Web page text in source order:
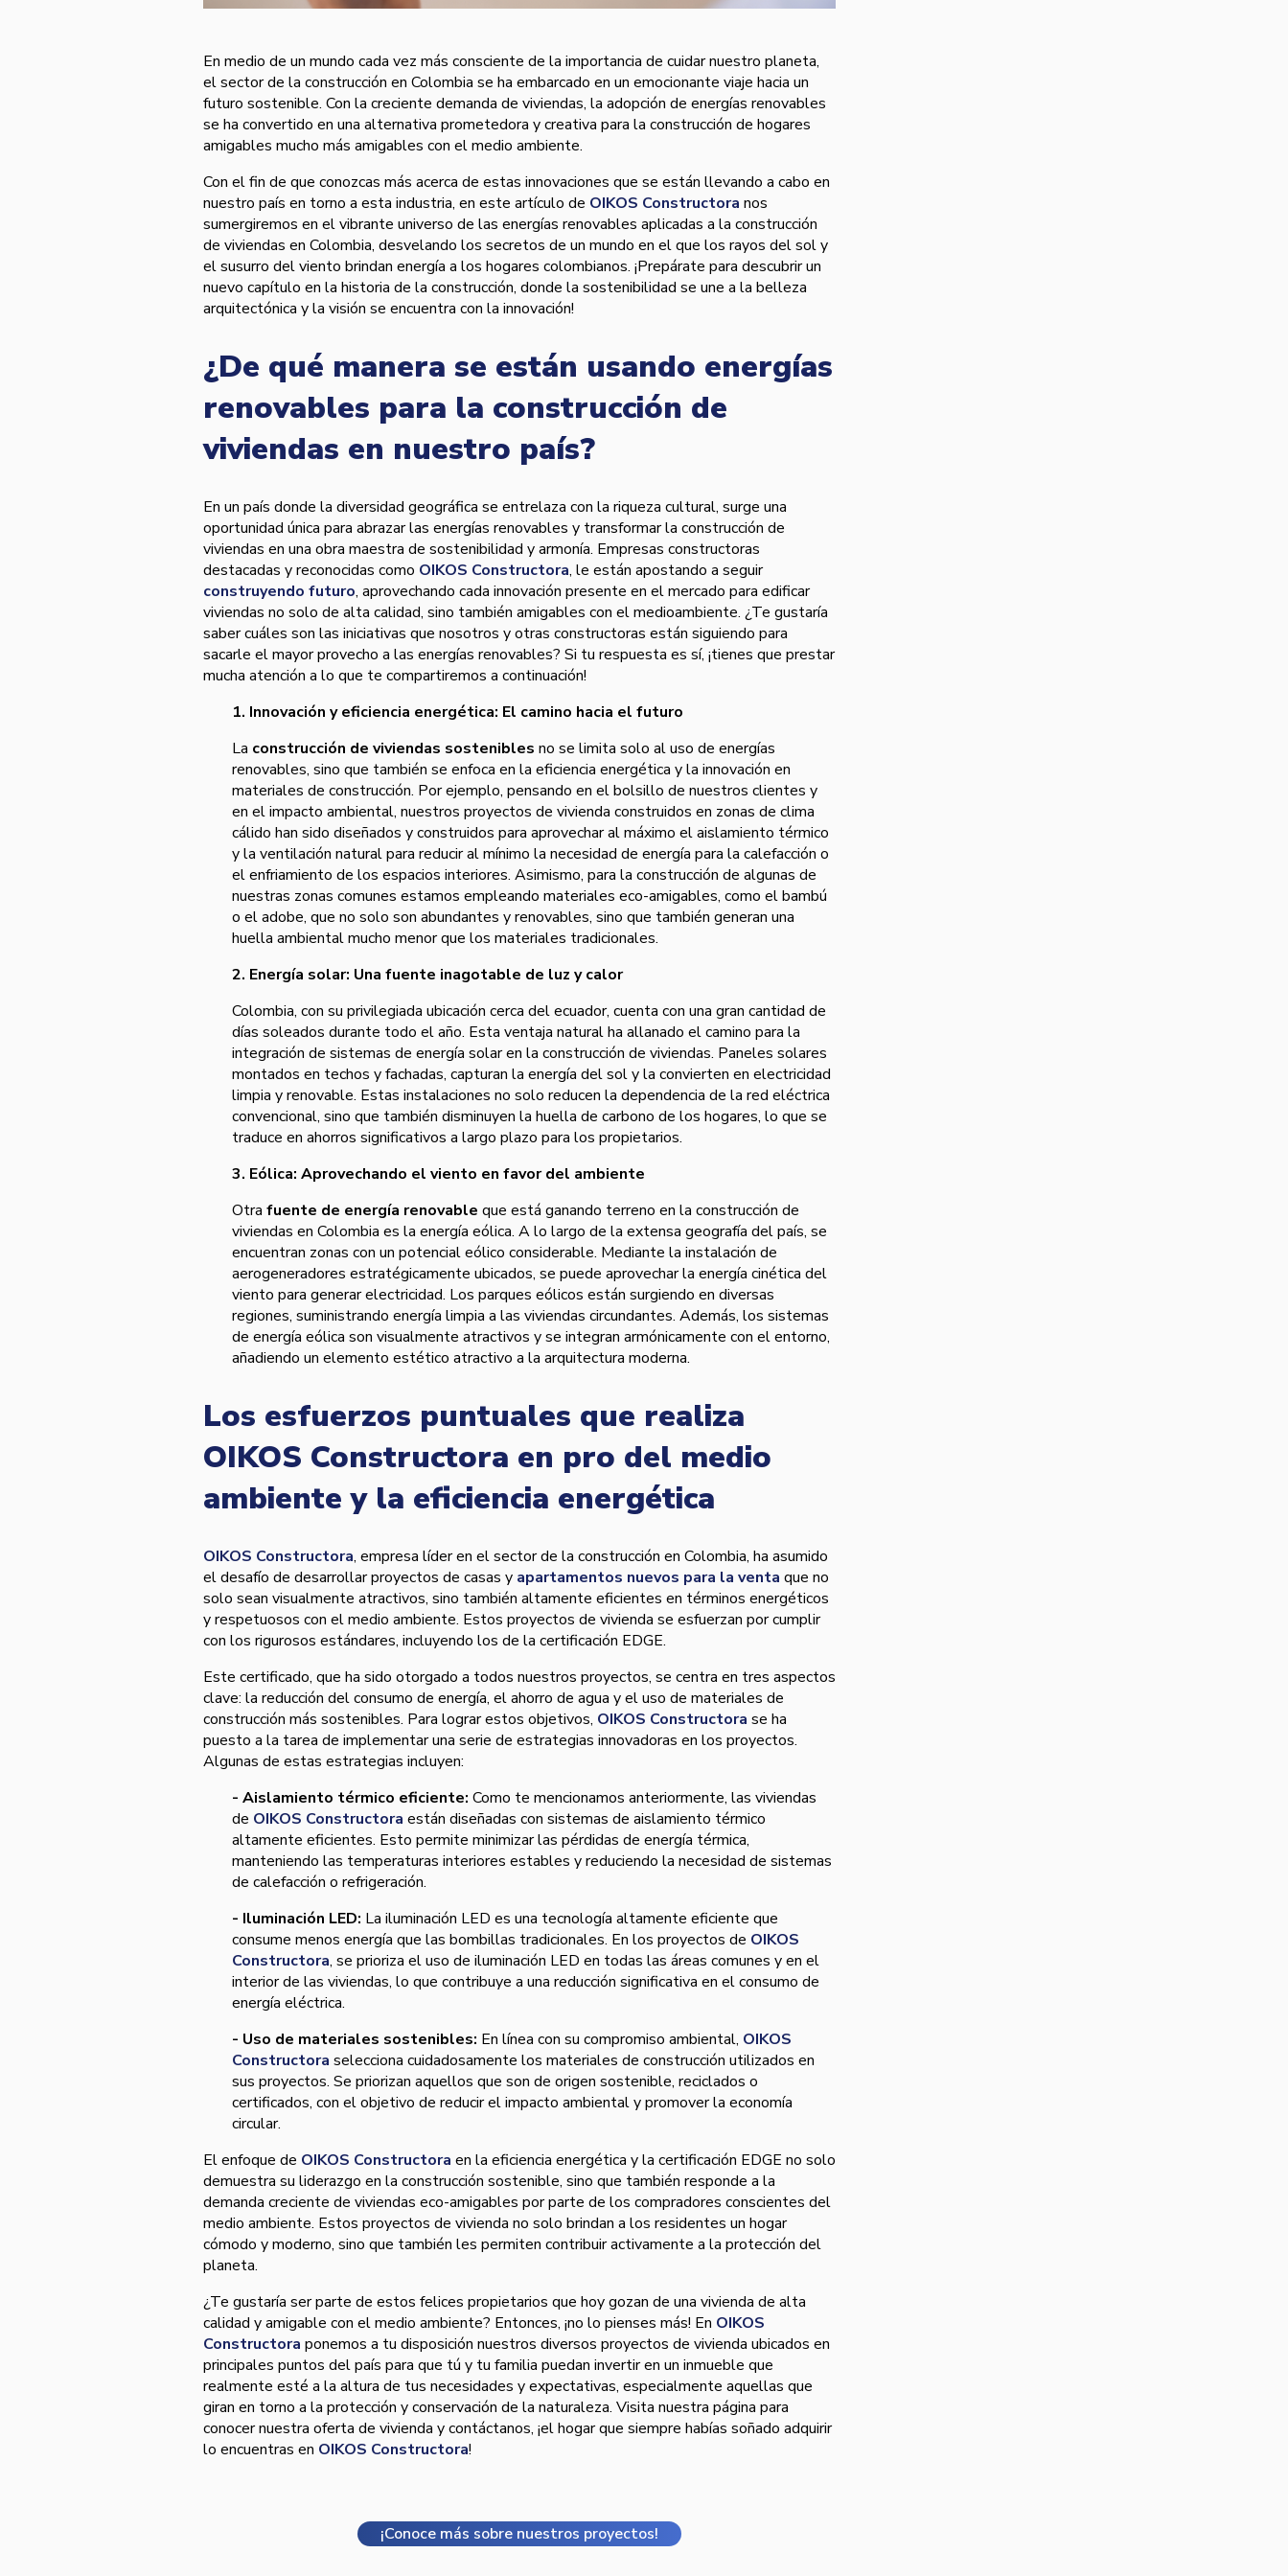
En medio de un mundo cada vez más consciente de la importancia de cuidar nuestro planeta,
el sector de la construcción en Colombia se ha embarcado en un emocionante viaje hacia un
futuro sostenible. Con la creciente demanda de viviendas, la adopción de energías renovables
se ha convertido en una alternativa prometedora y creativa para la construcción de hogares
amigables mucho más amigables con el medio ambiente.
Con el fin de que conozcas más acerca de estas innovaciones que se están llevando a cabo en
nuestro país en torno a esta industria, en este artículo de OIKOS Constructora nos
sumergiremos en el vibrante universo de las energías renovables aplicadas a la construcción
de viviendas en Colombia, desvelando los secretos de un mundo en el que los rayos del sol y
el susurro del viento brindan energía a los hogares colombianos. ¡Prepárate para descubrir un
nuevo capítulo en la historia de la construcción, donde la sostenibilidad se une a la belleza
arquitectónica y la visión se encuentra con la innovación!
¿De qué manera se están usando energías
renovables para la construcción de
viviendas en nuestro país?
En un país donde la diversidad geográfica se entrelaza con la riqueza cultural, surge una
oportunidad única para abrazar las energías renovables y transformar la construcción de
viviendas en una obra maestra de sostenibilidad y armonía. Empresas constructoras
destacadas y reconocidas como OIKOS Constructora, le están apostando a seguir
construyendo futuro, aprovechando cada innovación presente en el mercado para edificar
viviendas no solo de alta calidad, sino también amigables con el medioambiente. ¿Te gustaría
saber cuáles son las iniciativas que nosotros y otras constructoras están siguiendo para
sacarle el mayor provecho a las energías renovables? Si tu respuesta es sí, ¡tienes que prestar
mucha atención a lo que te compartiremos a continuación!
1. Innovación y eficiencia energética: El camino hacia el futuro
La construcción de viviendas sostenibles no se limita solo al uso de energías
renovables, sino que también se enfoca en la eficiencia energética y la innovación en
materiales de construcción. Por ejemplo, pensando en el bolsillo de nuestros clientes y
en el impacto ambiental, nuestros proyectos de vivienda construidos en zonas de clima
cálido han sido diseñados y construidos para aprovechar al máximo el aislamiento térmico
y la ventilación natural para reducir al mínimo la necesidad de energía para la calefacción o
el enfriamiento de los espacios interiores. Asimismo, para la construcción de algunas de
nuestras zonas comunes estamos empleando materiales eco-amigables, como el bambú
o el adobe, que no solo son abundantes y renovables, sino que también generan una
huella ambiental mucho menor que los materiales tradicionales.
2. Energía solar: Una fuente inagotable de luz y calor
Colombia, con su privilegiada ubicación cerca del ecuador, cuenta con una gran cantidad de
días soleados durante todo el año. Esta ventaja natural ha allanado el camino para la
integración de sistemas de energía solar en la construcción de viviendas. Paneles solares
montados en techos y fachadas, capturan la energía del sol y la convierten en electricidad
limpia y renovable. Estas instalaciones no solo reducen la dependencia de la red eléctrica
convencional, sino que también disminuyen la huella de carbono de los hogares, lo que se
traduce en ahorros significativos a largo plazo para los propietarios.
3. Eólica: Aprovechando el viento en favor del ambiente
Otra fuente de energía renovable que está ganando terreno en la construcción de
viviendas en Colombia es la energía eólica. A lo largo de la extensa geografía del país, se
encuentran zonas con un potencial eólico considerable. Mediante la instalación de
aerogeneradores estratégicamente ubicados, se puede aprovechar la energía cinética del
viento para generar electricidad. Los parques eólicos están surgiendo en diversas
regiones, suministrando energía limpia a las viviendas circundantes. Además, los sistemas
de energía eólica son visualmente atractivos y se integran armónicamente con el entorno,
añadiendo un elemento estético atractivo a la arquitectura moderna.
Los esfuerzos puntuales que realiza
OIKOS Constructora en pro del medio
ambiente y la eficiencia energética
OIKOS Constructora, empresa líder en el sector de la construcción en Colombia, ha asumido
el desafío de desarrollar proyectos de casas y apartamentos nuevos para la venta que no
solo sean visualmente atractivos, sino también altamente eficientes en términos energéticos
y respetuosos con el medio ambiente. Estos proyectos de vivienda se esfuerzan por cumplir
con los rigurosos estándares, incluyendo los de la certificación EDGE.
Este certificado, que ha sido otorgado a todos nuestros proyectos, se centra en tres aspectos
clave: la reducción del consumo de energía, el ahorro de agua y el uso de materiales de
construcción más sostenibles. Para lograr estos objetivos, OIKOS Constructora se ha
puesto a la tarea de implementar una serie de estrategias innovadoras en los proyectos.
Algunas de estas estrategias incluyen:
- Aislamiento térmico eficiente: Como te mencionamos anteriormente, las viviendas
de OIKOS Constructora están diseñadas con sistemas de aislamiento térmico
altamente eficientes. Esto permite minimizar las pérdidas de energía térmica,
manteniendo las temperaturas interiores estables y reduciendo la necesidad de sistemas
de calefacción o refrigeración.
- Iluminación LED: La iluminación LED es una tecnología altamente eficiente que
consume menos energía que las bombillas tradicionales. En los proyectos de OIKOS
Constructora, se prioriza el uso de iluminación LED en todas las áreas comunes y en el
interior de las viviendas, lo que contribuye a una reducción significativa en el consumo de
energía eléctrica.
- Uso de materiales sostenibles: En línea con su compromiso ambiental, OIKOS
Constructora selecciona cuidadosamente los materiales de construcción utilizados en
sus proyectos. Se priorizan aquellos que son de origen sostenible, reciclados o
certificados, con el objetivo de reducir el impacto ambiental y promover la economía
circular.
El enfoque de OIKOS Constructora en la eficiencia energética y la certificación EDGE no solo
demuestra su liderazgo en la construcción sostenible, sino que también responde a la
demanda creciente de viviendas eco-amigables por parte de los compradores conscientes del
medio ambiente. Estos proyectos de vivienda no solo brindan a los residentes un hogar
cómodo y moderno, sino que también les permiten contribuir activamente a la protección del
planeta.
¿Te gustaría ser parte de estos felices propietarios que hoy gozan de una vivienda de alta
calidad y amigable con el medio ambiente? Entonces, ¡no lo pienses más! En OIKOS
Constructora ponemos a tu disposición nuestros diversos proyectos de vivienda ubicados en
principales puntos del país para que tú y tu familia puedan invertir en un inmueble que
realmente esté a la altura de tus necesidades y expectativas, especialmente aquellas que
giran en torno a la protección y conservación de la naturaleza. Visita nuestra página para
conocer nuestra oferta de vivienda y contáctanos, ¡el hogar que siempre habías soñado adquirir
lo encuentras en OIKOS Constructora!
¡Conoce más sobre nuestros proyectos!